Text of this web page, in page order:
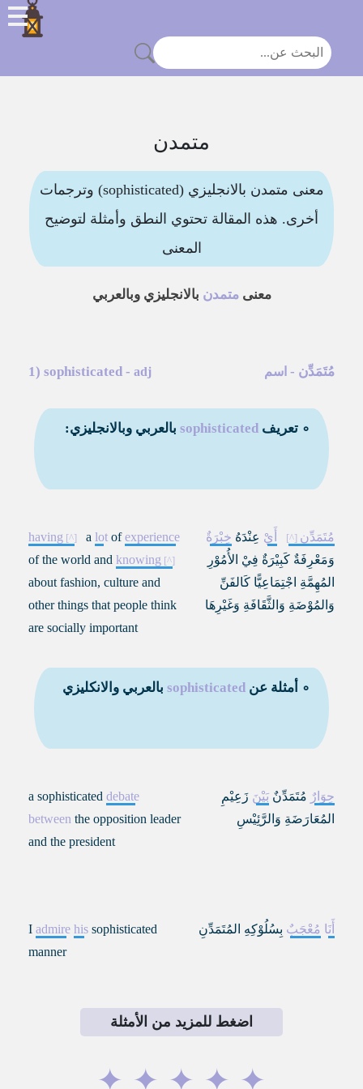
متمدن
معنى متمدن بالانجليزي (sophisticated) وترجمات
أخرى. هذه المقالة تحتوي النطق وأمثلة لتوضيح
المعنى
معنىمتمدن بالانجليزي وبالعربي
مُتَمَدِّن - اسم 1) sophisticated - adj
∘ تعريفsophisticated بالعربي وبالانجليزي:
مُتَمَدِّن أَيْ عِنْدَهُ خِبْرَةٌ
وَمَعْرِفَةٌ كَبِيْرَةٌ فِيْ الأُمُوْرِ
المُهِمَّةِ اجْتِمَاعِيًّا كَالفَنِّ
وَالمُوْضَةِ وَالثَّقَافَةِ وَغَيْرِهَا
having a lot ofexperience
of the world and knowing
about fashion, culture and
other things that people think
are socially important
∘ أمثلة عنsophisticated بالعربي والانكليزي
حِوَارٌ مُتَمَدِّنٌ بَيْنَ زَعِيْمِ
المُعَارَضَةِ وَالرَّئِيْسِ
a sophisticated debate
between the opposition leader
and the president
أَنَا مُعْجَبٌ بِسُلُوْكِهِ المُتَمَدِّنِ I admire his sophisticated
manner
اضغط للمزيد من الأمثلة
✦
✦
✦
✦
✦